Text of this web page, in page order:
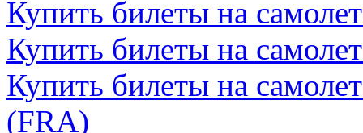
Купить билеты на
Купить билеты на
Купить билеты на
(FRA)